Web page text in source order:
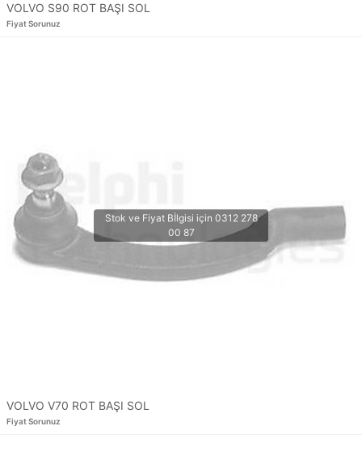
VOLVO S90 ROT BAŞI SOL
Fiyat Sorunuz
VOLVO V70 ROT BAŞI SOL
Fiyat Sorunuz